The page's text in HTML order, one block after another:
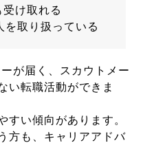
け取れる
を取り扱っている
が届く、スカウトメー
い転職活動ができま
すい傾向があります。
方も、キャリアアドバ